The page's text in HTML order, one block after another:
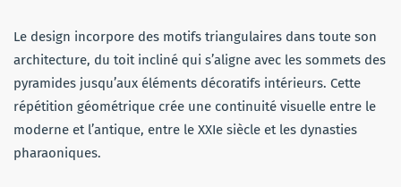
Le design incorpore des motifs triangulaires dans toute son
architecture, du toit incliné qui s’aligne avec les sommets des
pyramides jusqu’aux éléments décoratifs intérieurs. Cette
répétition géométrique crée une continuité visuelle entre le
moderne et l’antique, entre le XXIe siècle et les dynasties
pharaoniques.